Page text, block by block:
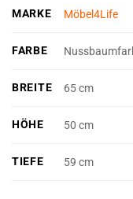
MARKE Möbel4Life
FARBE
BREITE 65 cm
HÖHE 50 cm
TIEFE 59 cm